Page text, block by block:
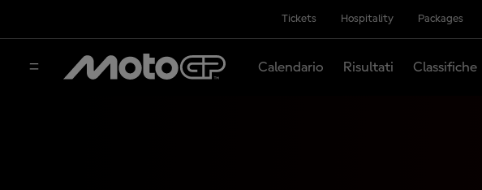
Tickets Hospitality Packages
Calendario Risultati Classifiche